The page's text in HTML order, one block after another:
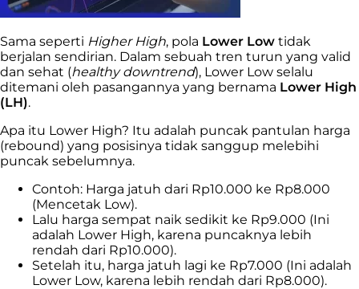
Sama seperti Higher High, pola Lower Low tidak
berjalan sendirian. Dalam sebuah tren turun yang valid
dan sehat (healthy downtrend), Lower Low selalu
ditemani oleh pasangannya yang bernama Lower High
(LH).
Apa itu Lower High? Itu adalah puncak pantulan harga
(rebound) yang posisinya tidak sanggup melebihi
puncak sebelumnya.
Contoh: Harga jatuh dari Rp10.000 ke Rp8.000
(Mencetak Low).
Lalu harga sempat naik sedikit ke Rp9.000 (Ini
adalah Lower High, karena puncaknya lebih
rendah dari Rp10.000).
Setelah itu, harga jatuh lagi ke Rp7.000 (Ini adalah
Lower Low, karena lebih rendah dari Rp8.000).